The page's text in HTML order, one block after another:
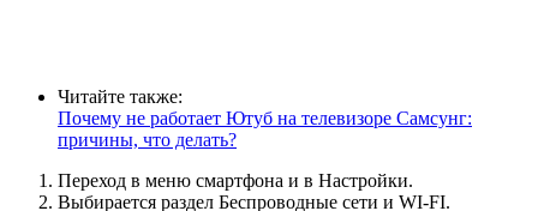
Читайте также:
Почему не работает Ютуб на телевизоре Самсунг:
причины, что делать?
Переход в меню смартфона и в Настройки.
Выбирается раздел Беспроводные сети и WI-FI.